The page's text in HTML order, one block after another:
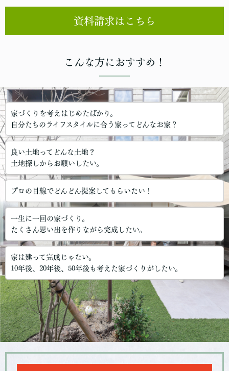
資料請求はこちら
こんな方におすすめ！
家づくりを考えはじめたばかり。
自分たちのライフスタイルに合う家ってどんなお家？
良い土地ってどんな土地？
土地探しからお願いしたい。
プロの目線でどんどん提案してもらいたい！
一生に一回の家づくり。
たくさん思い出を作りながら完成したい。
家は建って完成じゃない。
10年後、20年後、50年後も考えた家づくりがしたい。